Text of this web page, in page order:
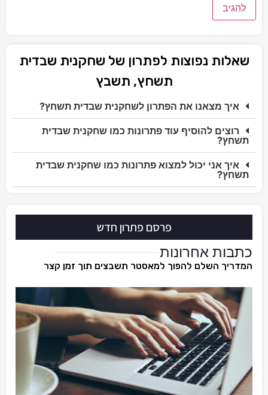
שאלות נפוצות לפתרון של שחקנית שבדית
תשחץ, תשבץ
איך מצאנו את הפתרון לשחקנית שבדית תשחץ?
רוצים להוסיף עוד פתרונות כמו שחקנית שבדית
תשחץ?
איך אני יכול למצוא פתרונות כמו שחקנית שבדית
תשחץ?
פרסם פתרון חדש
כתבות אחרונות
המדריך השלם להפוך למאסטר תשבצים תוך זמן קצר